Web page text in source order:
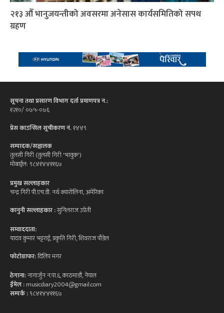
२१३ औँ भानुजयन्तीको अवसरमा अनेसास कार्यसमितिको सपथ
ग्रहण
सूचना तथा प्रसारण विभाग दर्ता प्रमाणपत्र न.:
१२१०/ ०७५-०७६
प्रेस काउन्सिल सूचीकरण नं.१४४९
सम्पादक/सञ्चालक
तुलसी गिरी (तुलसी गिरी 'भावुक')
मोबाईल: ९८४१४४११६७
प्रमुख सल्लाहकार
चन्द्र गिरी पी.एच.डी. नर्थ क्यारोलिना, अमेरिका
कानुनी सल्लाहकार :सुनिलराज उप्रेती
सम्वाददाता:
यादव कुमार भट्टराई, प्रकृति गिरी, शिवराज पौडेल
फोटोग्राफर:दिलिप मगर
ठेगाना:नागार्जुन न.पा.६, काठमाडौं, नेपाल
ईमेल :musicdiary2004@gmail.com
सम्पर्क :९८४१४४११६७